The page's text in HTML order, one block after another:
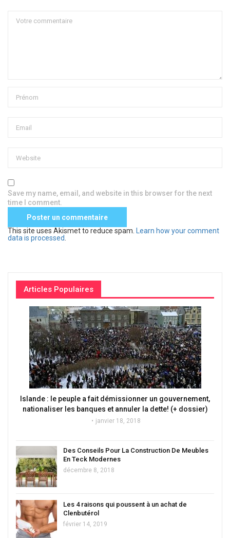
Save my name, email, and website in this browser for the next
time I comment.
This site uses Akismet to reduce spam.
Learn how your comment
data is processed
Articles Populaires
Islande : le peuple a fait démissionner un gouvernement,
nationaliser les banques et annuler la dette! (+ dossier)
janvier 18, 2018
Des Conseils Pour La Construction De Meubles
En Teck Modernes
décembre 8, 2018
Les 4 raisons qui poussent à un achat de
Clenbutérol
février 14, 2019